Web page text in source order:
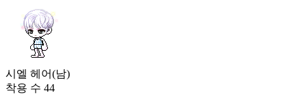
시엘 헤어(남)
착용 수 44